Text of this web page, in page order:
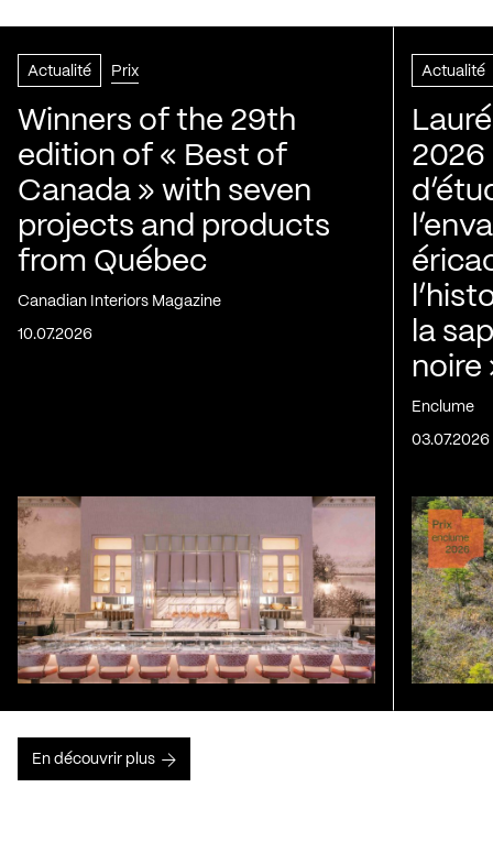
Actualité Prix
Winners of the 29th
edition of « Best of
Canada » with seven
projects and products
from Québec
Canadian Interiors Magazine
10.07.2026
Actualité
2026
la
noire
Enclume
03.07.2026
En découvrir plus